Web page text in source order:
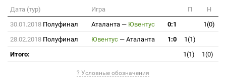
Дата (тур) Игра П
Н
30.01.2018 Полуфинал Аталанта — Ювентус 0:1
1(0)
28.02.2018 Полуфинал Ювентус — Аталанта 1:0
1(1)
Итого:
1(1) 1(0)
? Условные обозначения